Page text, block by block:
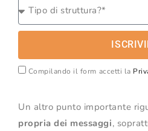
Compilando il form accetti la
Un altro punto importante
propria dei messaggi,